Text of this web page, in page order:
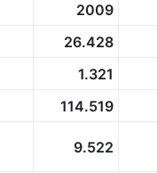
2009
26.428
1.321
114.519
9.522